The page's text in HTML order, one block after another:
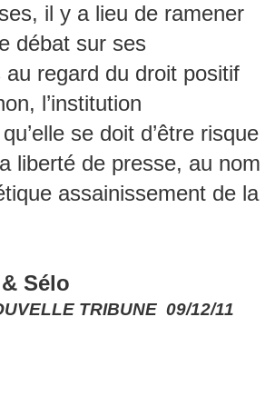
il y a lieu de ramener
débat sur ses
au regard du droit positif
l’institution
se doit d’être risque
liberté de presse, au nom
assainissement de la
Sélo
TRIBUNE 09/12/11